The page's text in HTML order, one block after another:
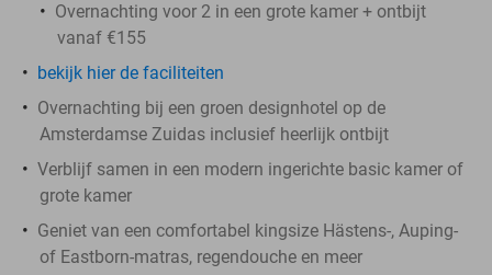
Overnachting voor 2 in een grote kamer + ontbijt
vanaf €155
bekijk hier de faciliteiten
Overnachting bij een groen designhotel op de
Amsterdamse Zuidas inclusief heerlijk ontbijt
Verblijf samen in een modern ingerichte basic kamer of
grote kamer
Geniet van een comfortabel kingsize Hästens-, Auping-
of Eastborn-matras, regendouche en meer